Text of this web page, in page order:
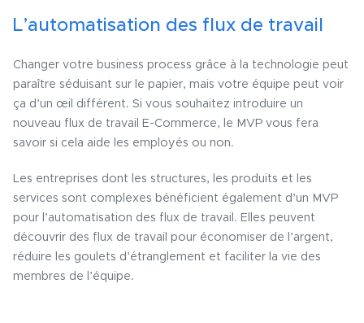
L’automatisation des flux de travail
Changer votre business process grâce à la technologie peut
paraître séduisant sur le papier, mais votre équipe peut voir
ça d’un œil différent. Si vous souhaitez introduire un
nouveau flux de travail E-Commerce, le MVP vous fera
savoir si cela aide les employés ou non.
Les entreprises dont les structures, les produits et les
services sont complexes bénéficient également d’un MVP
pour l’automatisation des flux de travail. Elles peuvent
découvrir des flux de travail pour économiser de l’argent,
réduire les goulets d’étranglement et faciliter la vie des
membres de l’équipe.